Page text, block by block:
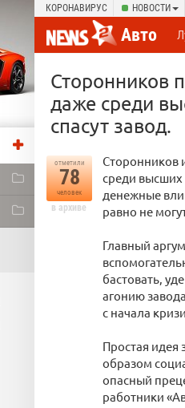
КОРОНАВИРУС НОВОСТИ
Авто
Сторонников
даже среди
спасут завод.
отметили
78
человек
в архиве
Сторонников
среди высших
денежные
равно не
Главный
бастовать,
агонию
с начала
Простая идея
образом
опасный
работники